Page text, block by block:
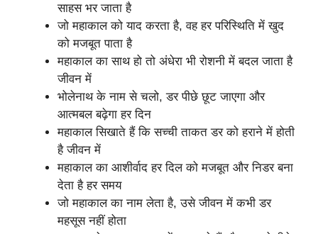
साहस भर जाता है
जो महाकाल को याद करता है, वह हर परिस्थिति में खुद
को मजबूत पाता है
महाकाल का साथ हो तो अंधेरा भी रोशनी में बदल जाता है
जीवन में
भोलेनाथ के नाम से चलो, डर पीछे छूट जाएगा और
आत्मबल बढ़ेगा हर दिन
महाकाल सिखाते हैं कि सच्ची ताकत डर को हराने में होती
है जीवन में
महाकाल का आशीर्वाद हर दिल को मजबूत और निडर बना
देता है हर समय
जो महाकाल का नाम लेता है, उसे जीवन में कभी डर
महसूस नहीं होता